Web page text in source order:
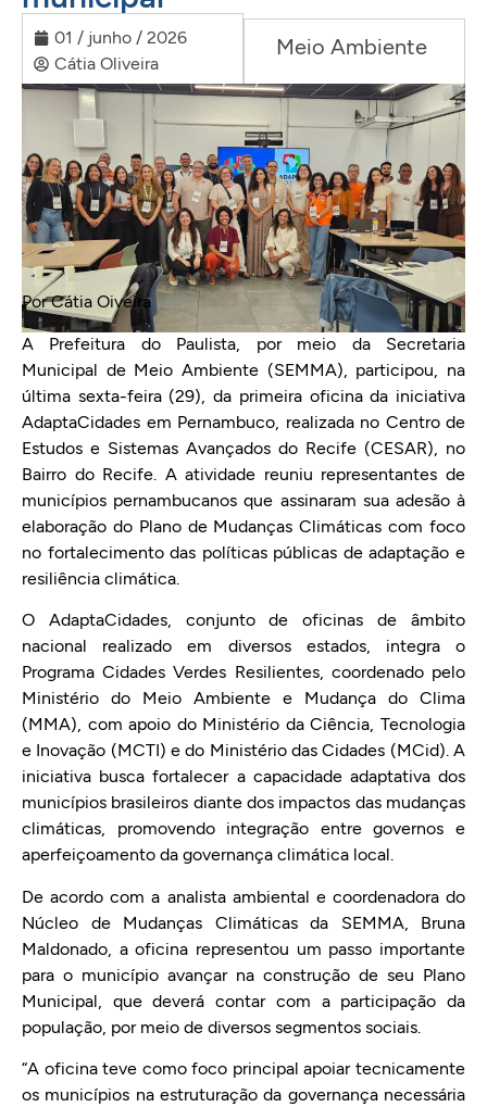
01 / junho / 2026
Cátia Oliveira
Meio Ambiente
Por Cátia Oiveira
A Prefeitura do Paulista, por meio da Secretaria
Municipal de Meio Ambiente (SEMMA), participou, na
última sexta-feira (29), da primeira oficina da iniciativa
AdaptaCidades em Pernambuco, realizada no Centro de
Estudos e Sistemas Avançados do Recife (CESAR), no
Bairro do Recife. A atividade reuniu representantes de
municípios pernambucanos que assinaram sua adesão à
elaboração do Plano de Mudanças Climáticas com foco
no fortalecimento das políticas públicas de adaptação e
resiliência climática.
O AdaptaCidades, conjunto de oficinas de âmbito
nacional realizado em diversos estados, integra o
Programa Cidades Verdes Resilientes, coordenado pelo
Ministério do Meio Ambiente e Mudança do Clima
(MMA), com apoio do Ministério da Ciência, Tecnologia
e Inovação (MCTI) e do Ministério das Cidades (MCid). A
iniciativa busca fortalecer a capacidade adaptativa dos
municípios brasileiros diante dos impactos das mudanças
climáticas, promovendo integração entre governos e
aperfeiçoamento da governança climática local.
De acordo com a analista ambiental e coordenadora do
Núcleo de Mudanças Climáticas da SEMMA, Bruna
Maldonado, a oficina representou um passo importante
para o município avançar na construção de seu Plano
Municipal, que deverá contar com a participação da
população, por meio de diversos segmentos sociais.
“A oficina teve como foco principal apoiar tecnicamente
os municípios na estruturação da governança necessária